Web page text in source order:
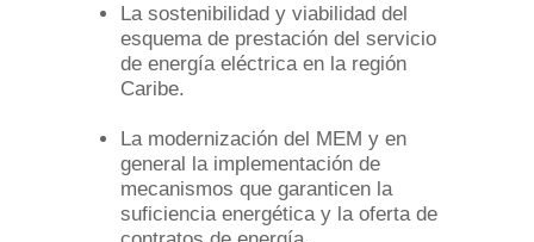
La sostenibilidad y viabilidad del
esquema de prestación del servicio
de energía eléctrica en la región
Caribe.
La modernización del MEM y en
general la implementación de
mecanismos que garanticen la
suficiencia energética y la oferta de